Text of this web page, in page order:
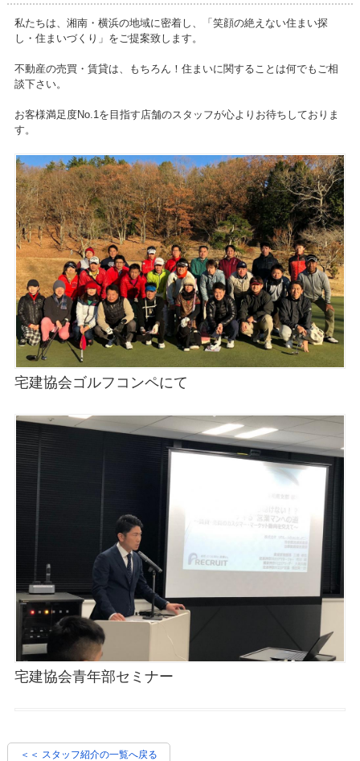
私たちは、湘南・横浜の地域に密着し、「笑顔の絶えない住まい探
し・住まいづくり」をご提案致します。
不動産の売買・賃貸は、もちろん！住まいに関することは何でもご相
談下さい。
お客様満足度No.1を目指す店舗のスタッフが心よりお待ちしておりま
す。
宅建協会ゴルフコンペにて
宅建協会青年部セミナー
＜＜ スタッフ紹介の一覧へ戻る